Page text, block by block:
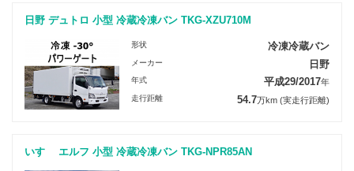
日野 デュトロ 小型 冷蔵冷凍バン TKG-XZU710M
形状 冷凍冷蔵バン
メーカー 日野
年式 平成29/2017年
走行距離 54.7万km (実走行距離)
いすゞ エルフ 小型 冷蔵冷凍バン TKG-NPR85AN